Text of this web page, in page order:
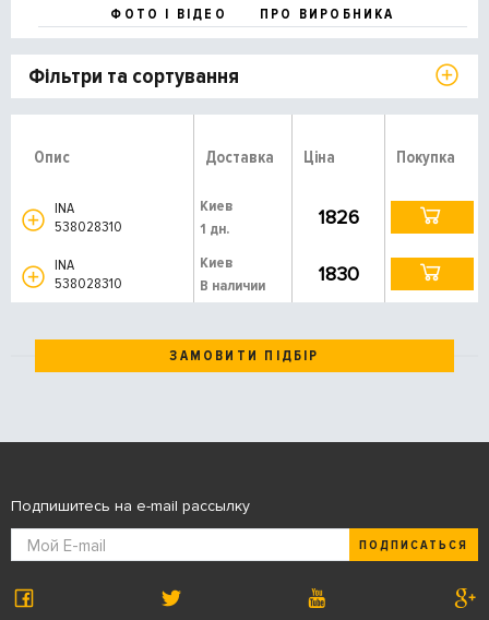
ФОТО І ВІДЕО
ПРО ВИРОБНИКА
Фільтри та сортування
Опис Доставка Ціна Покупка
INA
538028310
Киев
1 дн.
1826
INA
538028310
Киев
В наличии
1830
ЗАМОВИТИ ПІДБІР
Подпишитесь на e-mail рассылку
ПОДПИСАТЬСЯ